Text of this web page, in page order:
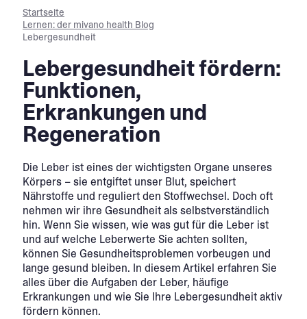
Startseite
Lernen: der mivano health Blog
Lebergesundheit
Lebergesundheit fördern:
Funktionen,
Erkrankungen und
Regeneration
Die Leber ist eines der wichtigsten Organe unseres
Körpers – sie entgiftet unser Blut, speichert
Nährstoffe und reguliert den Stoffwechsel. Doch oft
nehmen wir ihre Gesundheit als selbstverständlich
hin. Wenn Sie wissen, wie was gut für die Leber ist
und auf welche Leberwerte Sie achten sollten,
können Sie Gesundheitsproblemen vorbeugen und
lange gesund bleiben. In diesem Artikel erfahren Sie
alles über die Aufgaben der Leber, häufige
Erkrankungen und wie Sie Ihre Lebergesundheit aktiv
fördern können.